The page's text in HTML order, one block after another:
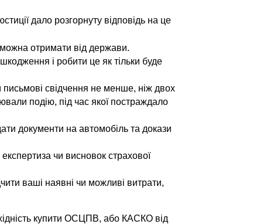
дало розгорнуту відповідь на це
отримати від держави.
і робити це як тільки буде
письмові свідчення не менше, ніж двох
подію, під час якої постраждало
документи на автомобіль та докази
чи висновок страхової
ваші наявні чи можливі витрати,
купити ОСЦПВ, або КАСКО від